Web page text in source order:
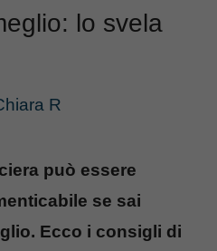
lo svela
R
può essere
se sai
Ecco i consigli di